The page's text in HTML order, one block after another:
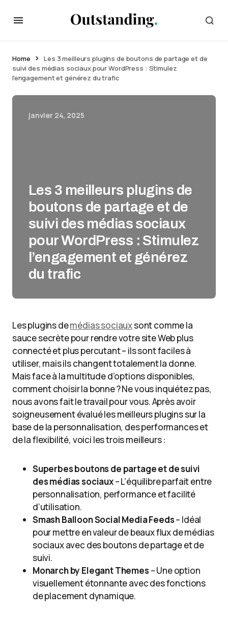
Home
Les 3 meilleurs plugins de boutons de partage et de
suivi des médias sociaux pour WordPress : Stimulez
l’engagement et générez du trafic
janvier 24, 2025
Les 3 meilleurs plugins de
boutons de partage et de
suivi des médias sociaux
pour WordPress : Stimulez
l’engagement et générez
du trafic
Les plugins demédias sociauxsont comme la
sauce secrète pour rendre votre site Web plus
connecté et plus percutant – ils sont faciles à
utiliser, mais ils changent totalement la donne.
Mais face à la multitude d’options disponibles,
comment choisir la bonne ? Ne vous inquiétez pas,
nous avons fait le travail pour vous. Après avoir
soigneusement évalué les meilleurs plugins sur la
base de la personnalisation, des performances et
de la flexibilité, voici les trois meilleurs :
Superbes boutons de partage et de suivi
des médias sociaux– L’équilibre parfait entre
personnalisation, performance et facilité
d’utilisation.
Smash Balloon Social Media Feeds– Idéal
pour mettre en valeur de beaux flux de médias
sociaux avec des boutons de partage et de
suivi.
Monarch by Elegant Themes – Une option
visuellement étonnante avec des fonctions
de placement dynamique.